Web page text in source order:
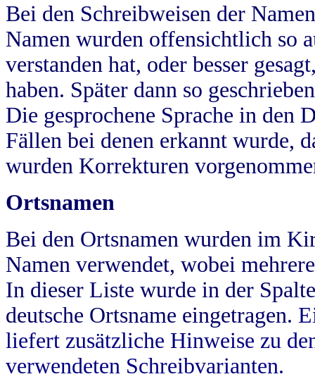
Bei den Schreibweisen der
Namen wurden offensichtlich so
verstanden hat, oder besser
haben. Später dann so
Die gesprochene Sprache in
Fällen bei denen erkannt wurde,
wurden Korrekturen
Ortsnamen
Bei den Ortsnamen wurden im
Namen verwendet, wobei
In dieser Liste wurde in der
deutsche Ortsname eingetragen.
liefert zusätzliche Hinweise zu
verwendeten Schreibvarianten.